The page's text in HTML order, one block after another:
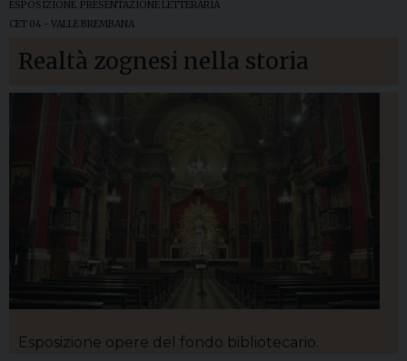
ESPOSIZIONE PRESENTAZIONE LETTERARIA
CET 04 - VALLE BREMBANA
Realtà zognesi nella storia
Esposizione opere del fondo bibliotecario.